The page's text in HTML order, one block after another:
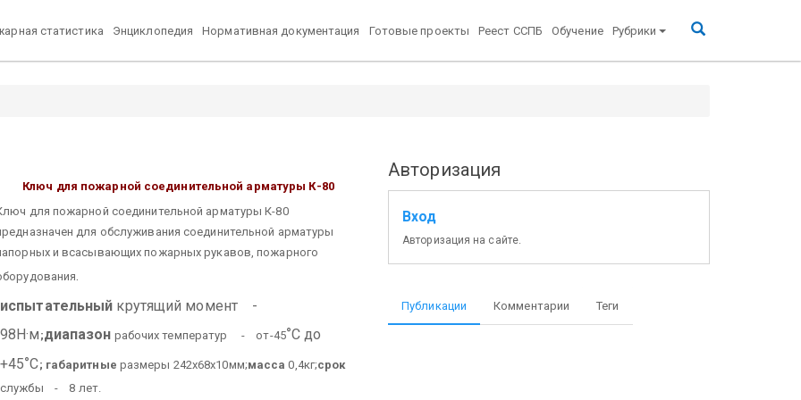
статистика Энциклопедия Нормативная документация Готовые проекты Реест ССПБ Обучение Рубрики
Ключ для пожарной соединительной арматуры К-80
для пожарной соединительной арматуры К-80
для обслуживания соединительной арматуры
и всасывающих пожарных рукавов, пожарного
испытательный крутящий момент -
98Н·м ;диапазон рабочих температур - от-45°С до
+45°С; габаритные размеры 242х68х10мм;масса 0,4кг;срок
службы - 8 лет.
Авторизация
Вход
Авторизация на сайте.
Публикации Комментарии Теги